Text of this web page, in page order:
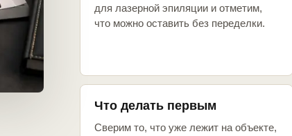
для лазерной эпиляции и отметим,
что можно оставить без переделки.
Что делать первым
Сверим то, что уже лежит на объекте,